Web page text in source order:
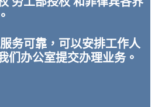
务可靠，可以安排工作人
们办公室提交办理业务。